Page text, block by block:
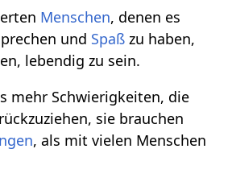
Menschen, denen es
und Spaß zu haben,
lebendig zu sein.
mehr Schwierigkeiten, die
sie brauchen
, als mit vielen Menschen